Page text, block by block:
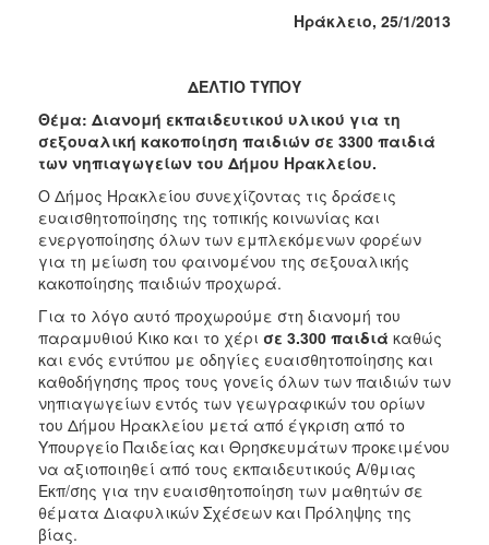
Δημιουργικής
Απασχόλησης
Παιδιών
(Κ.Δ.Α.Π.)
Κέντρα
Ημερήσιας
Φροντίδας
Ηλικιωμένων
(Κ.Η.Φ.Η.)
Κ.Δ.Α.Π.Α.μεΑ.
Αδειοδότηση
&
Έλεγχος
Βρεφονηπιακών
Σταθμών
Δημοτικό
Ιατρείο
Hράκλειο, 25/1/2013
ΔΕΛΤΙΟ ΤΥΠΟΥ
Θέμα: Διανομή εκπαιδευτικού υλικού για τη
σεξουαλική κακοποίηση παιδιών σε 3300 παιδιά
των νηπιαγωγείων του Δήμου Ηρακλείου.
Ο Δήμος Ηρακλείου συνεχίζοντας τις δράσεις
ευαισθητοποίησης της τοπικής κοινωνίας και
ενεργοποίησης όλων των εμπλεκόμενων φορέων
για τη μείωση του φαινομένου της σεξουαλικής
κακοποίησης παιδιών προχωρά.
Για το λόγο αυτό προχωρούμε στη διανομή του
παραμυθιού Κικο και το χέρι σε 3.300 παιδιά καθώς
και ενός εντύπου με οδηγίες ευαισθητοποίησης και
καθοδήγησης προς τους γονείς όλων των παιδιών των
νηπιαγωγείων εντός των γεωγραφικών του ορίων
του Δήμου Ηρακλείου μετά από έγκριση από το
Υπουργείο Παιδείας και Θρησκευμάτων προκειμένου
να αξιοποιηθεί από τους εκπαιδευτικούς Α/θμιας
Εκπ/σης για την ευαισθητοποίηση των μαθητών σε
θέματα Διαφυλικών Σχέσεων και Πρόληψης της
βίας.